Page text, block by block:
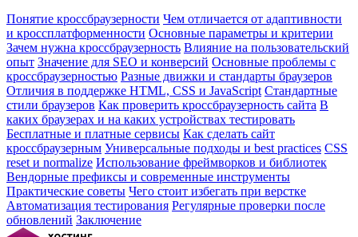
Понятие кроссбраузерности Чем отличается от адаптивности
и кроссплатформенности Основные параметры и критерии
Зачем нужна кроссбраузерность Влияние на пользовательский
опыт Значение для SEO и конверсий Основные проблемы с
кроссбраузерностью Разные движки и стандарты браузеров
Отличия в поддержке HTML, CSS и JavaScript Стандартные
стили браузеров Как проверить кроссбраузерность сайта В
каких браузерах и на каких устройствах тестировать
Бесплатные и платные сервисы Как сделать сайт
кроссбраузерным Универсальные подходы и best practices CSS
reset и normalize Использование фреймворков и библиотек
Вендорные префиксы и современные инструменты
Практические советы Чего стоит избегать при верстке
Автоматизация тестирования Регулярные проверки после
обновлений Заключение